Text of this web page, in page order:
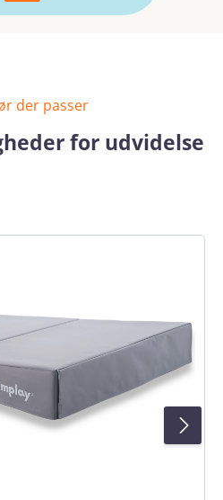
der passer
for udvidelse